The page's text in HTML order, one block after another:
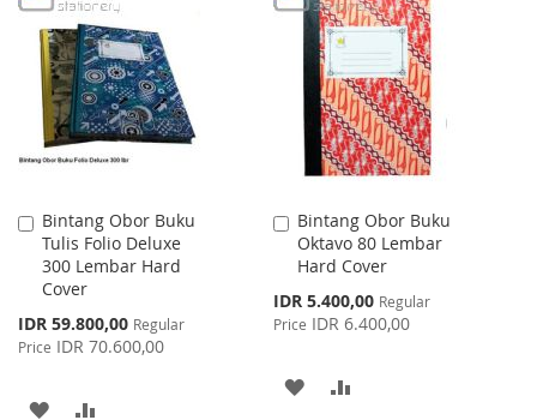
WISH
LIST
COMPARE
LIST
Bintang Obor Buku
Tulis Folio Deluxe
300 Lembar Hard
Cover
Special
Price
IDR 59.800,00 Regular
Price IDR 70.600,00
Add
to
Cart
ADD
Bintang Obor Buku
Oktavo 80 Lembar
Hard Cover
Special
Price
IDR 5.400,00 Regular
Price IDR 6.400,00
Add
to
Cart
ADD